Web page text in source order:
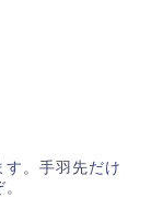
。手羽先だけ